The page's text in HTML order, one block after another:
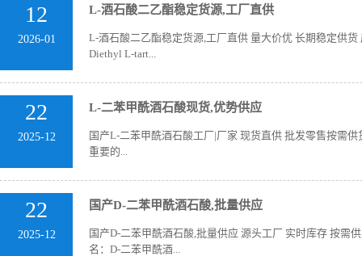
12
2026-01
L-酒石酸二乙酯稳定货源,工厂直供
L-酒石酸二乙酯稳定货源,工厂直供 量大价优 长期稳定供
Diethyl L-tart...
22
2025-12
L-二苯甲酰酒石酸现货,优势供应
国产L-二苯甲酰酒石酸工厂|厂家 现货直供 批发零售按需
重要的...
22
2025-12
国产D-二苯甲酰酒石酸,批量供应
国产D-二苯甲酰酒石酸,批量供应 源头工厂 实时库存 按需
名：D-二苯甲酰酒...